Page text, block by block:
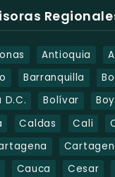
Antioquia
Barranquilla
D.C.
Bolívar
Caldas Cali
Cauca Cesar